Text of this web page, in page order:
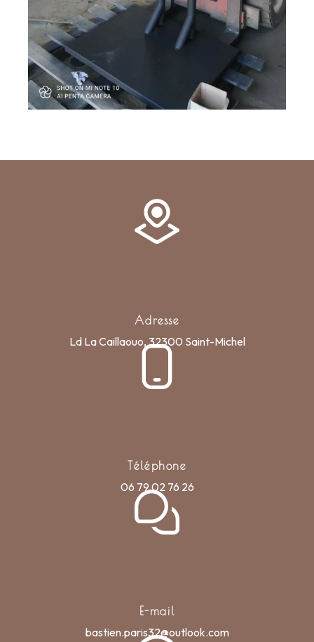
Adresse
Ld La Caillaouo, 32300 Saint-Michel
Téléphone
06 79 02 76 26
E-mail
bastien.paris32@outlook.com